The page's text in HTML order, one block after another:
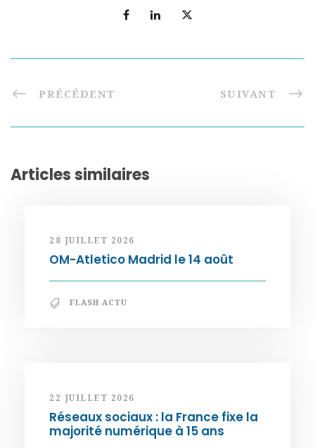
PRÉCÉDENT SUIVANT
Articles similaires
28 JUILLET 2026
OM-Atletico Madrid le 14 août
FLASH ACTU
22 JUILLET 2026
Réseaux sociaux : la France fixe la
majorité numérique à 15 ans